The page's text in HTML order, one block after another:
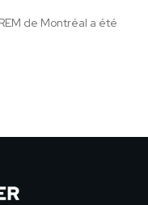
de Montréal a été